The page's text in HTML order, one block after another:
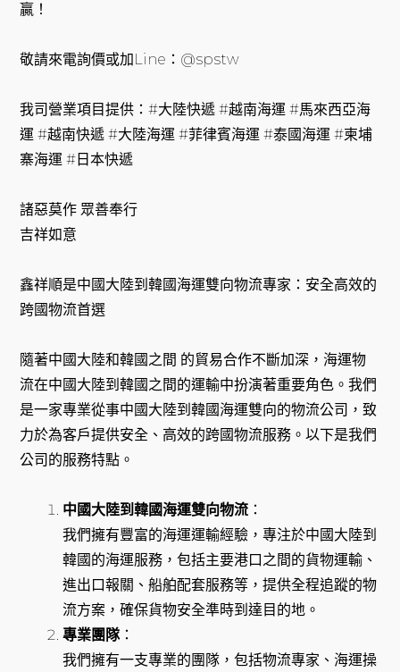
贏！
敬請來電詢價或加Line：@spstw
我司營業項目提供：#大陸快遞 #越南海運 #馬來西亞海
運 #越南快遞 #大陸海運 #菲律賓海運 #泰國海運 #柬埔
寨海運 #日本快遞
諸惡莫作 眾善奉行
吉祥如意
鑫祥順是中國大陸到韓國海運雙向物流專家：安全高效的
跨國物流首選
隨著中國大陸和韓國之間 的貿易合作不斷加深，海運物
流在中國大陸到韓國之間的運輸中扮演著重要角色。我們
是一家專業從事中國大陸到韓國海運雙向的物流公司，致
力於為客戶提供安全、高效的跨國物流服務。以下是我們
公司的服務特點。
中國大陸到韓國海運雙向物流 ：
我們擁有豐富的海運運輸經驗，專注於中國大陸到
韓國的海運服務，包括主要港口之間的貨物運輸、
進出口報關、船舶配套服務等，提供全程追蹤的物
流方案，確保貨物安全準時到達目的地。
專業團隊：
我們擁有一支專業的團隊，包括物流專家、海運操